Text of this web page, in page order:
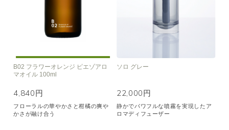
B02 フラワーオレンジ ピエゾアロ
マオイル 100ml
4,840円
フローラルの華やかさと柑橘の爽や
かさが融け合う
ソロ グレー
22,000円
静かでパワフルな噴霧を実現したア
ロマディフューザー